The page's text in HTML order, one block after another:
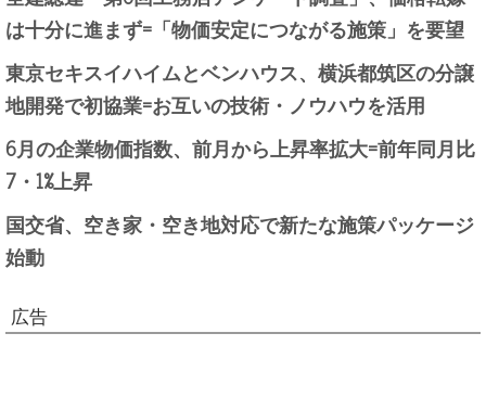
は十分に進まず=「物価安定につながる施策」を要望
東京セキスイハイムとベンハウス、横浜都筑区の分譲
地開発で初協業=お互いの技術・ノウハウを活用
6月の企業物価指数、前月から上昇率拡大=前年同月比
7・1%上昇
国交省、空き家・空き地対応で新たな施策パッケージ
始動
広告